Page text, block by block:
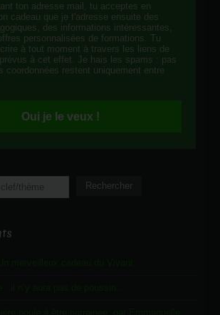
ton adresse mail, tu acceptes en
cadeau que je t'adresse ensuite des
des informations intéressantes,
personnalisées de formations. Tu
à tout moment à travers les liens de
à cet effet. Je hais les spams : pas
coordonnées restent uniquement entre
Oui je le veux !
Rechercher